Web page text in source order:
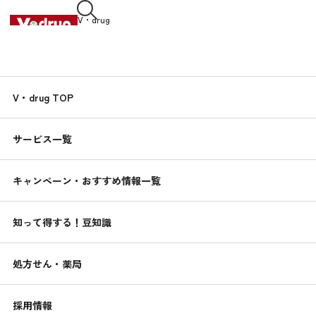
V・drug
V・drug TOP
サービス一覧
キャンペーン・おすすめ情報一覧
知って得する！豆知識
処方せん・薬局
採用情報
くすりんの豆知識
簡単！健康レシピ